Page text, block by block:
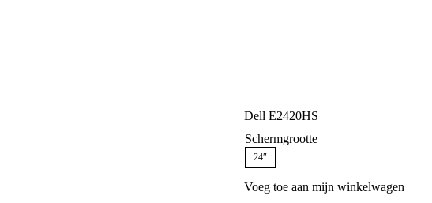
Dell E2420HS
Schermgrootte
24″
Voeg toe aan mijn winkelwagen